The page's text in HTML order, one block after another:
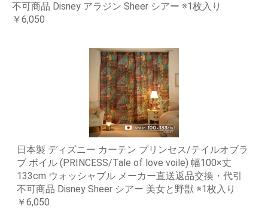
不可商品 Disney アラジン Sheer シアー ※1枚入り
￥6,050
日本製 ディズニー カーテン プリンセス/テイルオブラ
ブ ボイル (PRINCESS/Tale of love voile) 幅100×丈
133cm ウォッシャブル メーカー直送返品交換・代引
不可商品 Disney Sheer シアー 美女と野獣 ※1枚入り
￥6,050